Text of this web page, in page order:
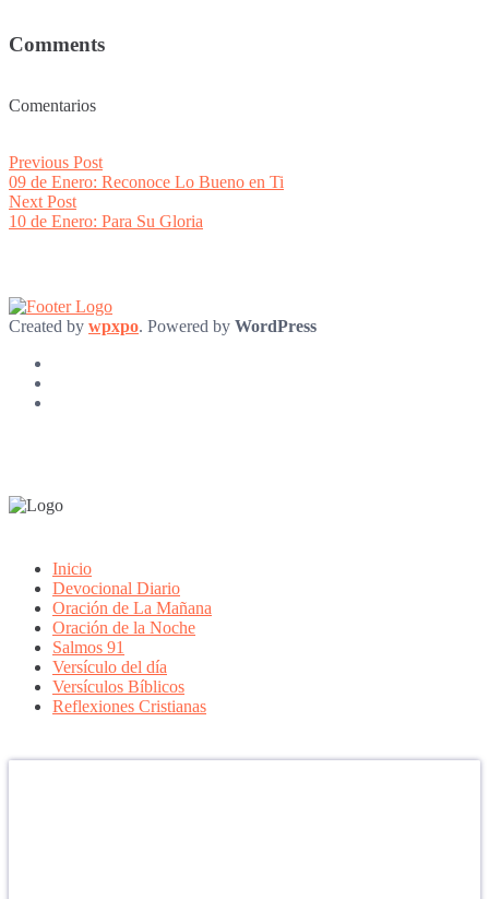
Comments
Comentarios
Post
navigation
Previous PostPrevious
post:
09 de Enero: Reconoce Lo Bueno en Ti
Next PostNext
post:
10 de Enero: Para Su Gloria
Created by wpxpo. Powered by WordPress
Inicio
Devocional Diario
Oración de La Mañana
Oración de la Noche
Salmos 91
Versículo del día
Versículos Bíblicos
Reflexiones Cristianas